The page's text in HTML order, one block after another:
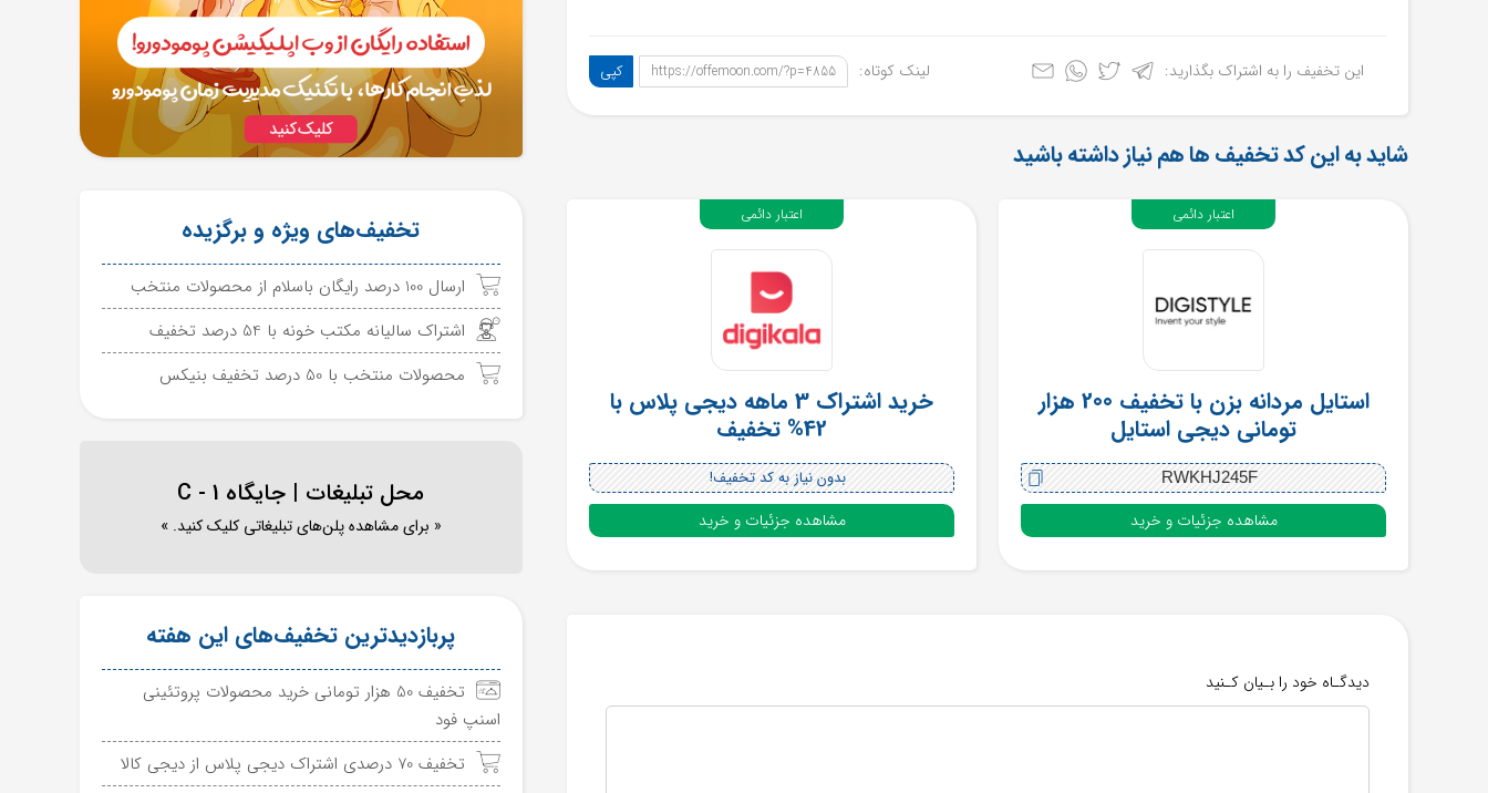
این تخفیف را به اشتراک بگذارید: لینک کوتاه: https://offemoon.com/?p=4855 کپی
شاید به این کد تخفیف ها هم نیاز داشته باشید
استایل مردانه بزن با تخفیف 200 هزار
تومانی دیجی استایل
RWKHJ245F
مشاهده جزئیات و خرید
اعتبار دائمی
خرید اشتراک 3 ماهه دیجی پلاس با
42% تخفیف
بدون نیاز به کد تخفیف!
مشاهده جزئیات و خرید
اعتبار دائمی
دیدگـاه خود را بـیان کـنید
تخفیف‌های ویژه و برگزیده
ارسال 100 درصد رایگان باسلام از محصولات منتخب
اشتراک سالیانه مکتب خونه با 54 درصد تخفیف
محصولات منتخب با 50 درصد تخفیف بنیکس
محل تبلیغات | جایگاه C - 1
« برای مشاهده پلن‌های تبلیغاتی کلیک کنید. »
پربازدیدترین تخفیف‌های این هفته
تخفیف 50 هزار تومانی خرید محصولات پروتئینی
اسنپ فود
تخفیف 70 درصدی اشتراک دیجی پلاس از دیجی کالا